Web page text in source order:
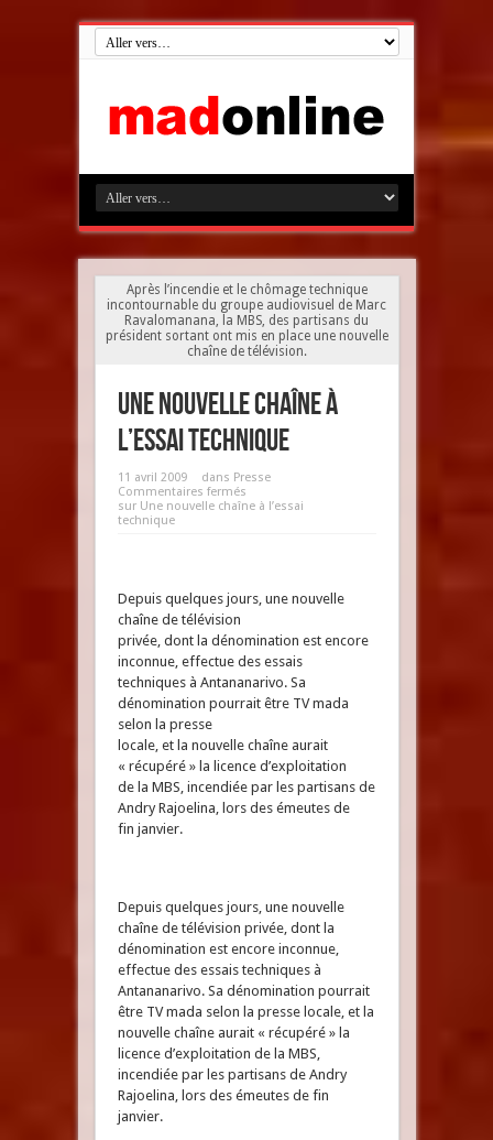
Après l’incendie et le chômage technique
incontournable du groupe audiovisuel de Marc
Ravalomanana, la MBS, des partisans du
président sortant ont mis en place une nouvelle
chaîne de télévision.
Une nouvelle chaîne à
l’essai technique
11 avril 2009 dans Presse
Commentaires fermés
sur Une nouvelle chaîne à l’essai
technique
Depuis quelques jours, une nouvelle
chaîne de télévision
privée, dont la dénomination est encore
inconnue, effectue des essais
techniques à Antananarivo. Sa
dénomination pourrait être TV mada
selon la presse
locale, et la nouvelle chaîne aurait
« récupéré » la licence d’exploitation
de la MBS, incendiée par les partisans de
Andry Rajoelina, lors des émeutes de
fin janvier.
Depuis quelques jours, une nouvelle
chaîne de télévision privée, dont la
dénomination est encore inconnue,
effectue des essais techniques à
Antananarivo. Sa dénomination pourrait
être TV mada selon la presse locale, et la
nouvelle chaîne aurait « récupéré » la
licence d’exploitation de la MBS,
incendiée par les partisans de Andry
Rajoelina, lors des émeutes de fin
janvier.